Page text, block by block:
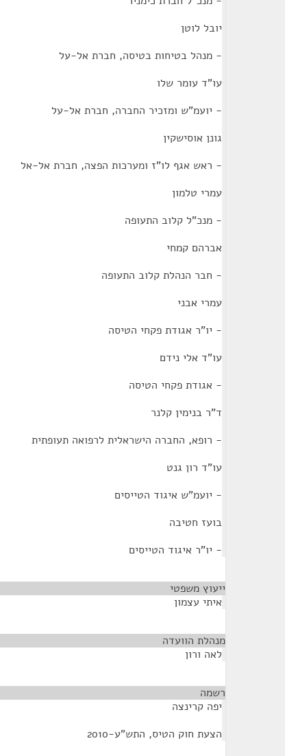
יובל לוטן
- מנהל בטיחות בטיסה, חברת אל-על
עו"ד עומר שלו
- יועמ"ש ומזכיר החברה, חברת אל-על
גונן אוסישקין
- ראש אגף לו"ז ומערכות הפצה, חברת אל-אל
עמרי טלמון
- מנכ"ל קלוב התעופה
אברהם קמחי
- חבר הנהלת קלוב התעופה
עמרי אבני
- יו"ר אגודת פקחי הטיסה
עו"ד אלי נידם
- אגודת פקחי הטיסה
ד"ר בנימין קלנר
- רופא, החברה הישראלית לרפואה תעופתית
עו"ד רון גנט
- יועמ"ש איגוד הטייסים
בועז חטיבה
- יו"ר איגוד הטייסים
ייעוץ משפטי
איתי עצמון
מנהלת הוועדה
לאה ורון
רשמה
יפה קרינצה
הצעת חוק הטיס, התש"ע-2010